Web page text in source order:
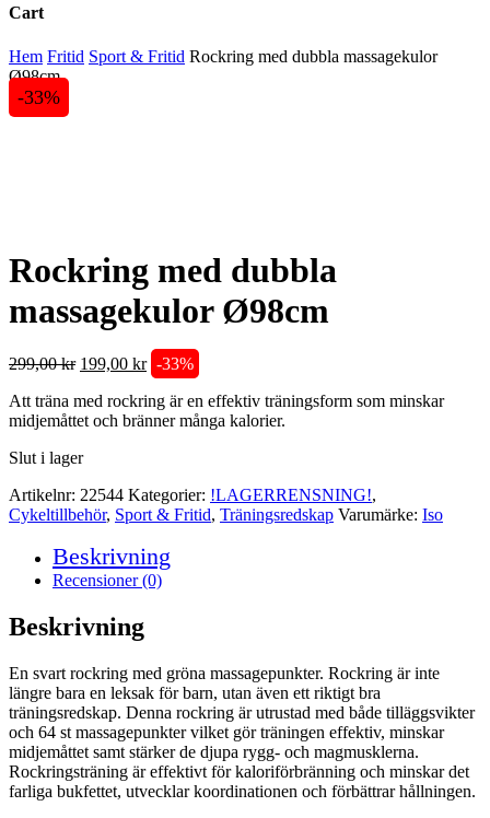
Cart
Close
Cart
Hem Fritid Sport & Fritid Rockring med dubbla massagekulor
Ø98cm
-33%
Rockring med dubbla
massagekulor Ø98cm
299,00kr Det
ursprungliga
priset
var:
199,00 krDet
nuvarande
priset
är:
-33%
Att träna med rockring är en effektiv träningsform som minskar
midjemåttet och bränner många kalorier.
Slut i lager
Artikelnr: 22544 Kategorier: !LAGERRENSNING!,
Cykeltillbehör, Sport & Fritid, Träningsredskap Varumärke: Iso
Beskrivning
Recensioner (0)
Beskrivning
En svart rockring med gröna massagepunkter. Rockring är inte
längre bara en leksak för barn, utan även ett riktigt bra
träningsredskap. Denna rockring är utrustad med både tilläggsvikter
och 64 st massagepunkter vilket gör träningen effektiv, minskar
midjemåttet samt stärker de djupa rygg- och magmusklerna.
Rockringsträning är effektivt för kaloriförbränning och minskar det
farliga bukfettet, utvecklar koordinationen och förbättrar hållningen.